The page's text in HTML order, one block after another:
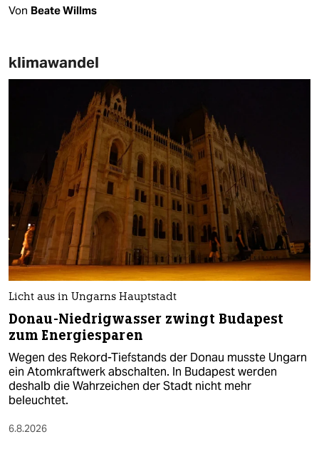
Von Beate Willms
klimawandel
Licht aus in Ungarns Hauptstadt
Donau-Niedrigwasser zwingt Budapest
zum Energiesparen
Wegen des Rekord-Tiefstands der Donau musste Ungarn
ein Atomkraftwerk abschalten. In Budapest werden
deshalb die Wahrzeichen der Stadt nicht mehr
beleuchtet.
6.8.2026